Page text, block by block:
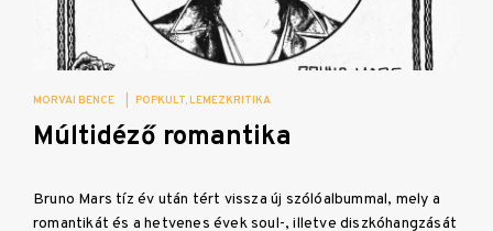
MORVAI BENCE POPKULT LEMEZKRITIKA
Múltidéző romantika
Bruno Mars tíz év után tért vissza új szólóalbummal, mely a
romantikát és a hetvenes évek soul-, illetve diszkóhangzását